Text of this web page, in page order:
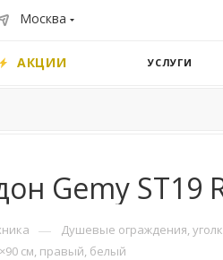
Москва
АКЦИИ УСЛУГИ
Gemy ST19
— Душевые ограждения,
см, правый, белый